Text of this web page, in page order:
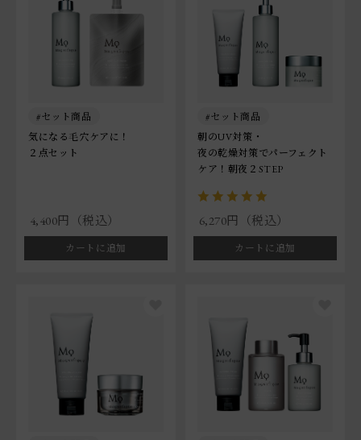
セット商品
気になる毛穴ケアに！
２点セット
4,400円（税込）
カートに追加
セット商品
朝のUV対策・
夜の乾燥対策でパーフェクト
ケア！朝夜２STEP
6,270円（税込）
カートに追加